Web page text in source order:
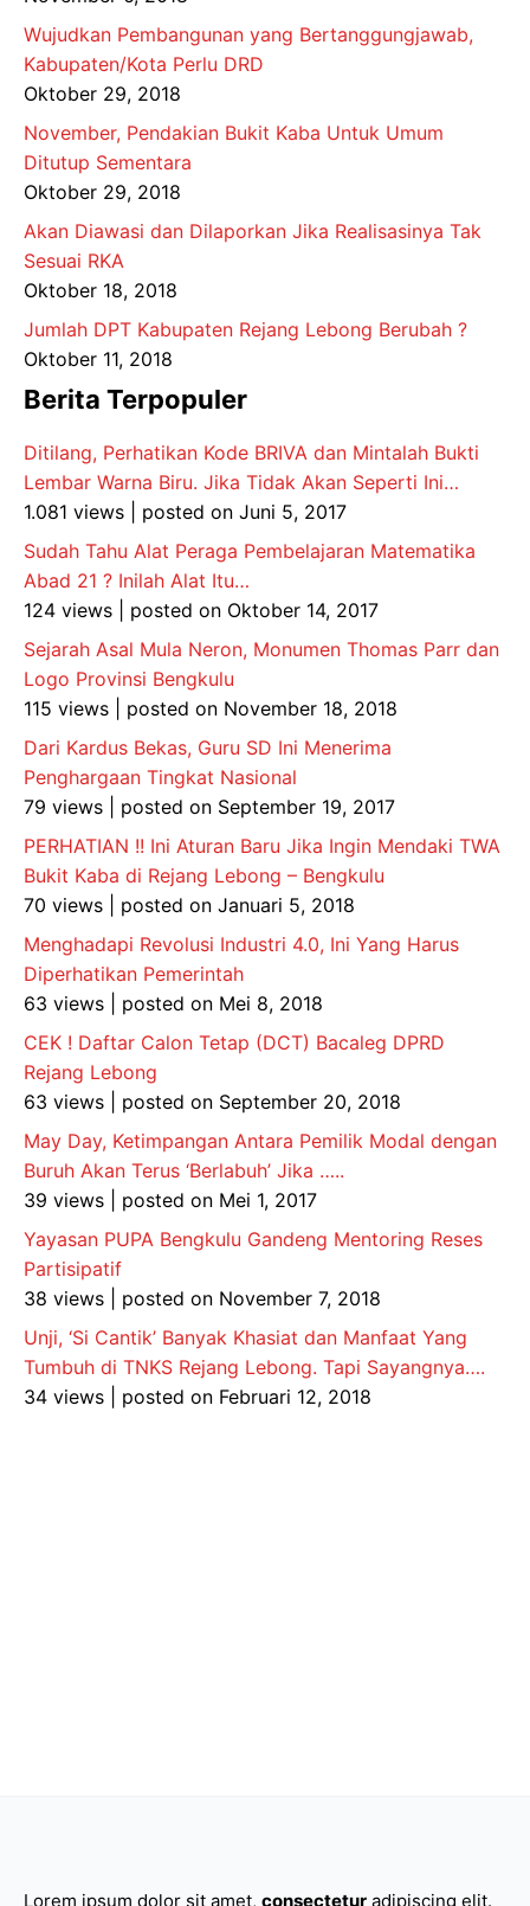
Wujudkan Pembangunan yang Bertanggungjawab,
Kabupaten/Kota Perlu DRD
Oktober 29, 2018
November, Pendakian Bukit Kaba Untuk Umum
Ditutup Sementara
Oktober 29, 2018
Akan Diawasi dan Dilaporkan Jika Realisasinya Tak
Sesuai RKA
Oktober 18, 2018
Jumlah DPT Kabupaten Rejang Lebong Berubah ?
Oktober 11, 2018
Berita Terpopuler
Ditilang, Perhatikan Kode BRIVA dan Mintalah Bukti
Lembar Warna Biru. Jika Tidak Akan Seperti Ini…
1.081 views
posted on Juni 5, 2017
Sudah Tahu Alat Peraga Pembelajaran Matematika
Abad 21 ? Inilah Alat Itu…
124 views
posted on Oktober 14, 2017
Sejarah Asal Mula Neron, Monumen Thomas Parr dan
Logo Provinsi Bengkulu
115 views
posted on November 18, 2018
Dari Kardus Bekas, Guru SD Ini Menerima
Penghargaan Tingkat Nasional
79 views
posted on September 19, 2017
PERHATIAN !! Ini Aturan Baru Jika Ingin Mendaki TWA
Bukit Kaba di Rejang Lebong – Bengkulu
70 views
posted on Januari 5, 2018
Menghadapi Revolusi Industri 4.0, Ini Yang Harus
Diperhatikan Pemerintah
63 views
posted on Mei 8, 2018
CEK ! Daftar Calon Tetap (DCT) Bacaleg DPRD
Rejang Lebong
63 views
posted on September 20, 2018
May Day, Ketimpangan Antara Pemilik Modal dengan
Buruh Akan Terus ‘Berlabuh’ Jika …..
39 views
posted on Mei 1, 2017
Yayasan PUPA Bengkulu Gandeng Mentoring Reses
Partisipatif
38 views
posted on November 7, 2018
Unji, ‘Si Cantik’ Banyak Khasiat dan Manfaat Yang
Tumbuh di TNKS Rejang Lebong. Tapi Sayangnya….
34 views
posted on Februari 12, 2018
Lorem ipsum dolor sit amet, consectetur adipiscing elit.